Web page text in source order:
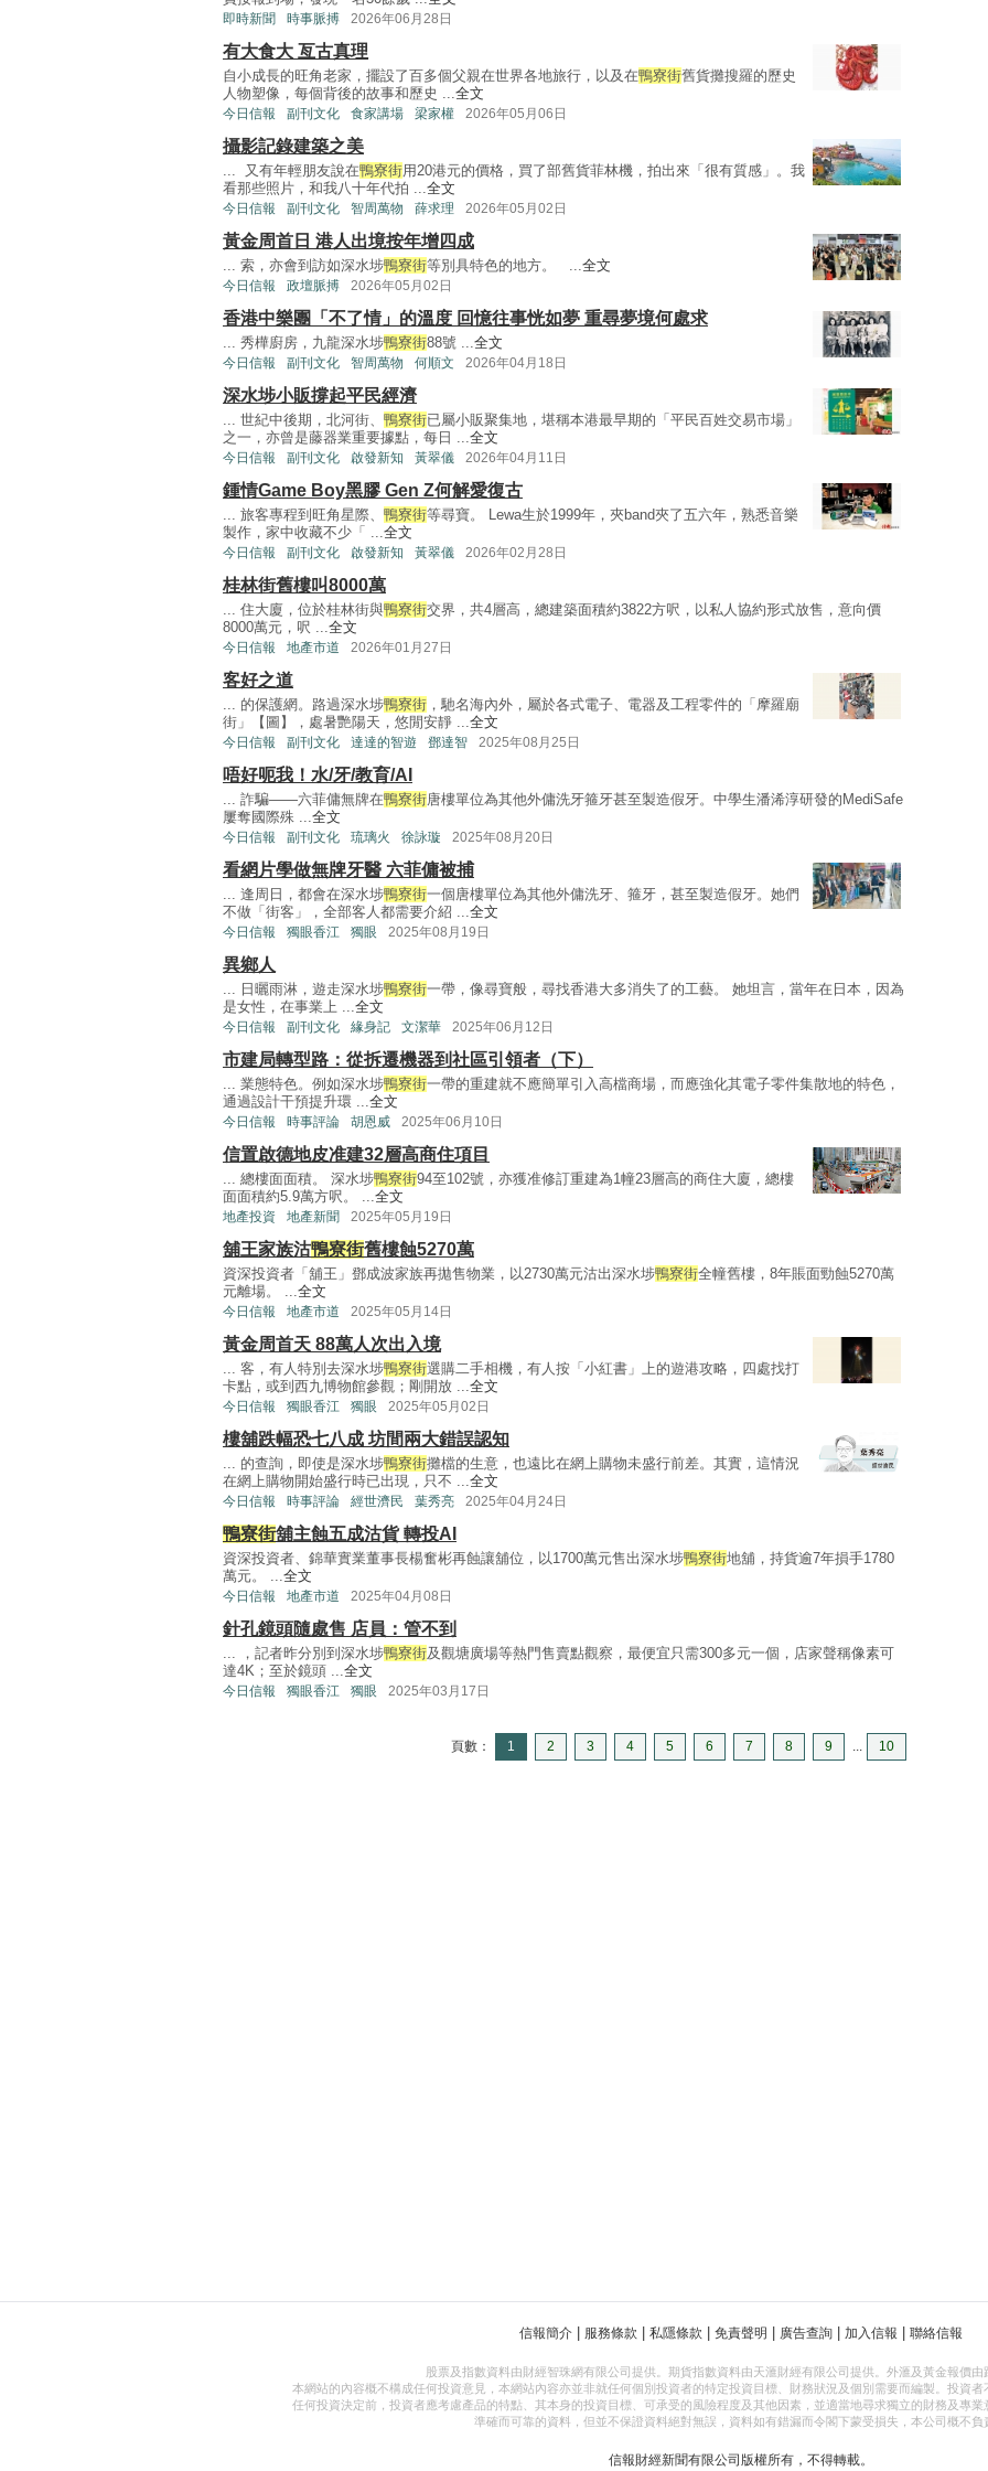
即時新聞 時事脈搏 2026年06月28日
有大食大 亙古真理
自小成長的旺角老家，擺設了百多個父親在世界各地旅行，以及在鴨寮街舊貨攤搜羅的歷史
人物塑像，每個背後的故事和歷史 ...全文
今日信報 副刊文化 食家講場 梁家權 2026年05月06日
攝影記錄建築之美
... 又有年輕朋友說在鴨寮街用20港元的價格，買了部舊貨菲林機，拍出來「很有質感」。我
看那些照片，和我八十年代拍 ...全文
今日信報 副刊文化 智周萬物 薛求理 2026年05月02日
黃金周首日 港人出境按年增四成
... 索，亦會到訪如深水埗鴨寮街等別具特色的地方。 ...全文
今日信報 政壇脈搏 2026年05月02日
香港中樂團「不了情」的溫度 回憶往事恍如夢 重尋夢境何處求
... 秀樺廚房，九龍深水埗鴨寮街88號 ...全文
今日信報 副刊文化 智周萬物 何順文 2026年04月18日
深水埗小販撐起平民經濟
... 世紀中後期，北河街、 鴨寮街已屬小販聚集地，堪稱本港最早期的「平民百姓交易市場」
之一，亦曾是藤器業重要據點，每日 ...全文
今日信報 副刊文化 啟發新知 黃翠儀 2026年04月11日
鍾情Game Boy黑膠 Gen Z何解愛復古
... 旅客專程到旺角星際、 鴨寮街等尋寶。 Lewa生於1999年，夾band夾了五六年，熟悉音樂
製作，家中收藏不少「 ...全文
今日信報 副刊文化 啟發新知 黃翠儀 2026年02月28日
桂林街舊樓叫8000萬
... 住大廈，位於桂林街與鴨寮街交界，共4層高，總建築面積約3822方呎，以私人協約形式放售，意向價
8000萬元，呎 ...全文
今日信報 地產市道 2026年01月27日
客好之道
... 的保護網。路過深水埗鴨寮街 ，馳名海內外，屬於各式電子、電器及工程零件的「摩羅廟
街」【圖】，處暑艷陽天，悠閒安靜 ...全文
今日信報 副刊文化 達達的智遊 鄧達智 2025年08月25日
唔好呃我！水/牙/教育/AI
... 詐騙——六菲傭無牌在鴨寮街唐樓單位為其他外傭洗牙箍牙甚至製造假牙。中學生潘浠淳研發的MediSafe
屢奪國際殊 ...全文
今日信報 副刊文化 琉璃火 徐詠璇 2025年08月20日
看網片學做無牌牙醫 六菲傭被捕
... 逢周日，都會在深水埗鴨寮街一個唐樓單位為其他外傭洗牙、箍牙，甚至製造假牙。她們
不做「街客」，全部客人都需要介紹 ...全文
今日信報 獨眼香江 獨眼 2025年08月19日
異鄉人
... 日曬雨淋，遊走深水埗鴨寮街一帶，像尋寶般，尋找香港大多消失了的工藝。 她坦言，當年在日本，因為
是女性，在事業上 ...全文
今日信報 副刊文化 緣身記 文潔華 2025年06月12日
市建局轉型路：從拆遷機器到社區引領者（下）
... 業態特色。例如深水埗鴨寮街一帶的重建就不應簡單引入高檔商場，而應強化其電子零件集散地的特色，
通過設計干預提升環 ...全文
今日信報 時事評論 胡恩威 2025年06月10日
信置啟德地皮准建32層高商住項目
... 總樓面面積。 深水埗鴨寮街94至102號，亦獲准修訂重建為1幢23層高的商住大廈，總樓
面面積約5.9萬方呎。 ...全文
地產投資 地產新聞 2025年05月19日
舖王家族沽鴨寮街舊樓蝕5270萬
資深投資者「舖王」鄧成波家族再拋售物業，以2730萬元沽出深水埗鴨寮街全幢舊樓，8年賬面勁蝕5270萬
元離場。 ...全文
今日信報 地產市道 2025年05月14日
黃金周首天 88萬人次出入境
... 客，有人特別去深水埗鴨寮街選購二手相機，有人按「小紅書」上的遊港攻略，四處找打
卡點，或到西九博物館參觀；剛開放 ...全文
今日信報 獨眼香江 獨眼 2025年05月02日
樓舖跌幅恐七八成 坊間兩大錯誤認知
... 的查詢，即使是深水埗鴨寮街攤檔的生意，也遠比在網上購物未盛行前差。其實，這情況
在網上購物開始盛行時已出現，只不 ...全文
今日信報 時事評論 經世濟民 葉秀亮 2025年04月24日
鴨寮街舖主蝕五成沽貨 轉投AI
資深投資者、錦華實業董事長楊奮彬再蝕讓舖位，以1700萬元售出深水埗鴨寮街地舖，持貨逾7年損手1780
萬元。 ...全文
今日信報 地產市道 2025年04月08日
針孔鏡頭隨處售 店員：管不到
... ，記者昨分別到深水埗鴨寮街及觀塘廣場等熱門售賣點觀察，最便宜只需300多元一個，店家聲稱像素可
達4K；至於鏡頭 ...全文
今日信報 獨眼香江 獨眼 2025年03月17日
頁數： 1 2 3 4 5 6 7 8 9 ... 10
信報簡介 服務條款 私隱條款 免責聲明 廣告查詢 加入信報 聯絡信報
股票及指數資料由財經智珠網有限公司提供。期貨指數資料由天滙財經有限公司提供。外滙及黃金報價由
本網站的內容概不構成任何投資意見，本網站內容亦並非就任何個別投資者的特定投資目標、財務狀況及個別需要而編製。投資
任何投資決定前，投資者應考慮產品的特點、其本身的投資目標、可承受的風險程度及其他因素，並適當地尋求獨立的財務及專
準確而可靠的資料，但並不保證資料絕對無誤，資料如有錯漏而令閣下蒙受損失，本公司概不負
信報財經新聞有限公司版權所有，不得轉載。